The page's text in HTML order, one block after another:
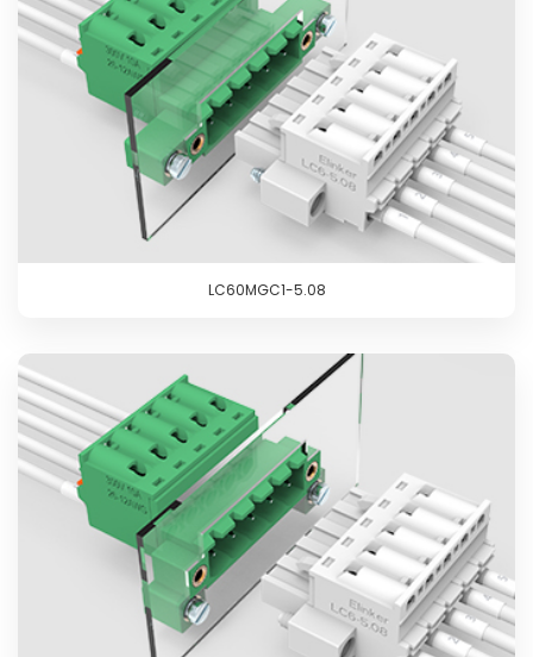
LC60MGC1-5.08